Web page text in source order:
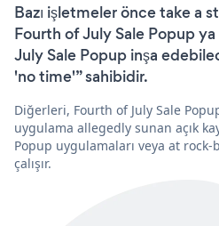
Bazı işletmeler önce take a
Fourth of July Sale Popup
July Sale Popup inşa
'no time'” sahibidir.
Diğerleri, Fourth of July Sale
uygulama allegedly sunan açık
Popup uygulamaları veya at
çalışır.